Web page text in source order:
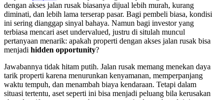
dengan akses jalan rusak biasanya dijual lebih murah, kurang
diminati, dan lebih lama terserap pasar. Bagi pembeli biasa, kondisi
ini sering dianggap sinyal bahaya. Namun bagi investor yang
terbiasa mencari aset undervalued, justru di situlah muncul
pertanyaan menarik: apakah properti dengan akses jalan rusak bisa
menjadi hidden opportunity?
Jawabannya tidak hitam putih. Jalan rusak memang menekan daya
tarik properti karena menurunkan kenyamanan, memperpanjang
waktu tempuh, dan menambah biaya kendaraan. Tetapi dalam
situasi tertentu, aset seperti ini bisa menjadi peluang bila kerusakan